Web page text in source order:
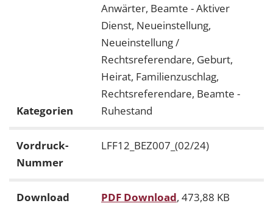
Kategorien
Anwärter, Beamte - Aktiver
Dienst, Neueinstellung,
Neueinstellung /
Rechtsreferendare, Geburt,
Heirat, Familienzuschlag,
Rechtsreferendare, Beamte -
Ruhestand
Vordruck-
Nummer
LFF12_BEZ007_(02/24)
Download PDF Download, 473,88 KB